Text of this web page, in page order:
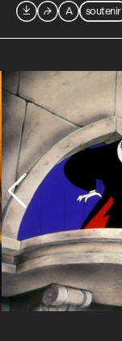

⮫ A soutenir